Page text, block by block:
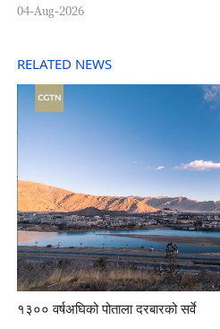
04-Aug-2026
RELATED NEWS
१३०० वर्षअघिको पोताला दरबारको सर्वे